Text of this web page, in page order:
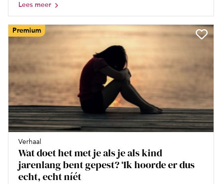
Lees meer
Premium
Verhaal
Wat doet het met je als je als kind
jarenlang bent gepest? ‘Ik hoorde er dus
echt, echt níét